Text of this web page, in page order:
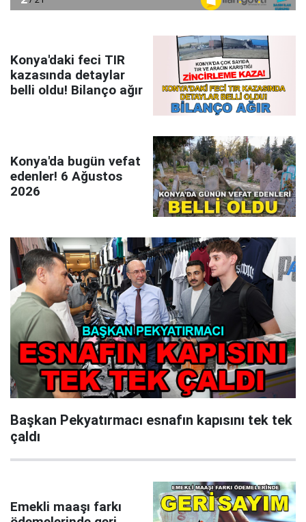
Konya'daki feci TIR
kazasında detaylar
belli oldu! Bilanço ağır
Konya'da bugün vefat
edenler! 6 Ağustos
2026
Başkan Pekyatırmacı esnafın kapısını tek tek
çaldı
Emekli maaşı farkı